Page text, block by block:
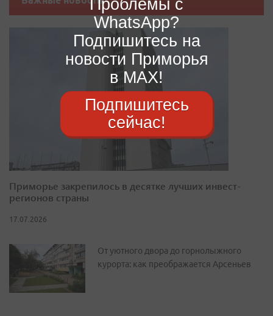
Приморье закрепилось в десятке лучших инвест-
регионов страны
17.07.2026
От уютного двора до горнолыжного
курорта: как преображается Арсеньев
Проблемы с
WhatsApp?
Подпишитесь на
новости Приморья
в MAX!
Подпишитесь
сейчас!